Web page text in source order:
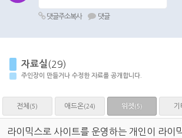
댓글주소복사 댓글
자료실 (29)
주인장이 만들거나 수정한 자료를 공개합니다.
전체 (5) 애드온(24) 위젯 (5) 기
라이믹스로 사이트를 운영하는 개인이 라이